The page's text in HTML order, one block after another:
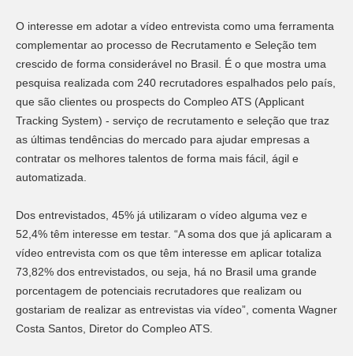
O interesse em adotar a vídeo entrevista como uma ferramenta
complementar ao processo de Recrutamento e Seleção tem
crescido de forma considerável no Brasil. É o que mostra uma
pesquisa realizada com 240 recrutadores espalhados pelo país,
que são clientes ou prospects do Compleo ATS (Applicant
Tracking System) - serviço de recrutamento e seleção que traz
as últimas tendências do mercado para ajudar empresas a
contratar os melhores talentos de forma mais fácil, ágil e
automatizada.
Dos entrevistados, 45% já utilizaram o vídeo alguma vez e
52,4% têm interesse em testar. “A soma dos que já aplicaram a
vídeo entrevista com os que têm interesse em aplicar totaliza
73,82% dos entrevistados, ou seja, há no Brasil uma grande
porcentagem de potenciais recrutadores que realizam ou
gostariam de realizar as entrevistas via vídeo”, comenta Wagner
Costa Santos, Diretor do Compleo ATS.